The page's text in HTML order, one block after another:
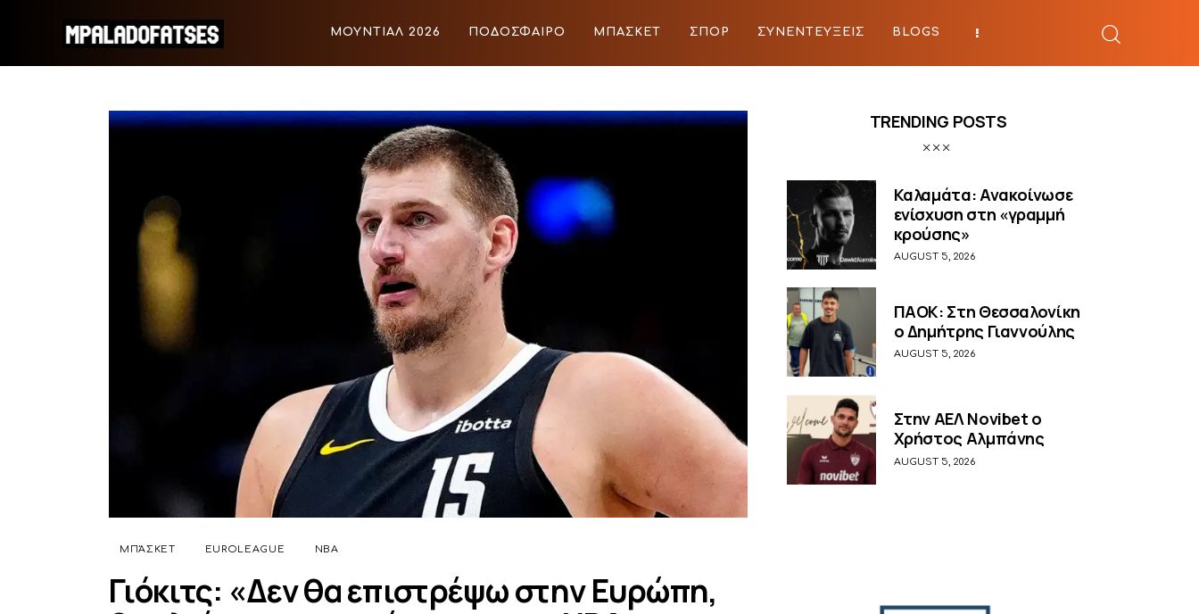
ΜΟΥΝΤΙΑΛ 2026 ΠΟΔΟΣΦΑΙΡΟ ΜΠΑΣΚΕΤ ΣΠΟΡ ΣΥΝΕΝΤΕΥΞΕΙΣ BLOGS
ΜΟΥΝΤΙΑΛ 2026
ΠΟΔΟΣΦΑΙΡΟ
ΜΠΆΣΚΕΤ EUROLEAGUE NBA
Γιόκιτς: «Δεν θα επιστρέψω στην Ευρώπη,
TRENDING POSTS
Καλαμάτα: Ανακοίνωσε
ενίσχυση στη «γραμμή
κρούσης»
AUGUST 5, 2026
ΠΑΟΚ: Στη Θεσσαλονίκη
ο Δημήτρης Γιαννούλης
AUGUST 5, 2026
Στην ΑΕΛ Novibet ο
Χρήστος Αλμπάνης
AUGUST 5, 2026